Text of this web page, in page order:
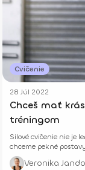
Cvičenie
28 Júl 2022
Chceš mať
tréningom
Silové cvičenie nie je
chceme pekné
Veronika